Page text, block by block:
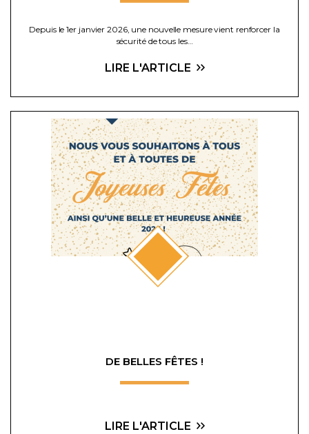
Depuis le 1er janvier 2026, une nouvelle mesure vient renforcer la
sécurité de tous les…
LIRE L'ARTICLE
DE BELLES FÊTES !
LIRE L'ARTICLE